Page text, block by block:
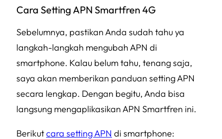
Cara Setting APN Smartfren 4G
Sebelumnya, pastikan Anda sudah tahu ya
langkah-langkah mengubah APN di
smartphone. Kalau belum tahu, tenang saja,
saya akan memberikan panduan setting APN
secara lengkap. Dengan begitu, Anda bisa
langsung mengaplikasikan APN Smartfren ini.
Berikutcara setting APN di smartphone: